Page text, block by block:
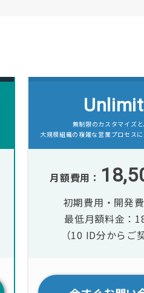
無制限のカスタマイズと
大規模組織の複雑な営業プロセス
月額費用：
初期費用・開発
最低月額料金：
（10 ID分からご